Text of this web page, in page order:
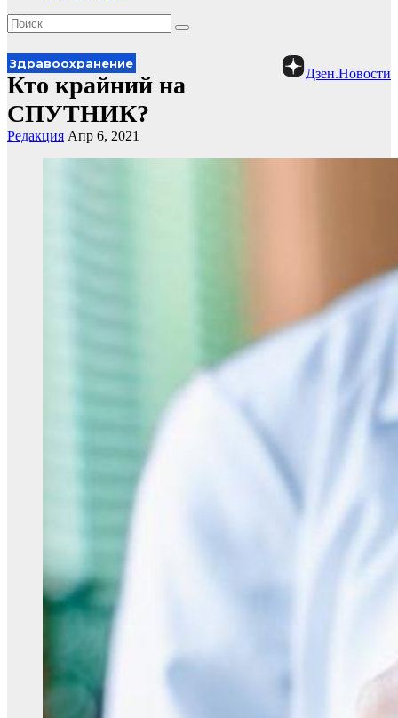
Дзен.Новости
Здравоохранение
Кто крайний на
СПУТНИК?
Редакция Апр 6, 2021